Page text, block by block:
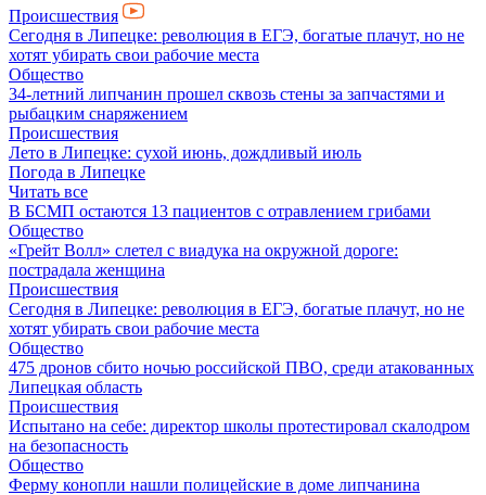
Происшествия
Сегодня в Липецке: революция в ЕГЭ, богатые плачут, но не
хотят убирать свои рабочие места
Общество
34-летний липчанин прошел сквозь стены за запчастями и
рыбацким снаряжением
Происшествия
Лето в Липецке: сухой июнь, дождливый июль
Погода в Липецке
Читать все
В БСМП остаются 13 пациентов с отравлением грибами
Общество
«Грейт Волл» слетел с виадука на окружной дороге:
пострадала женщина
Происшествия
Сегодня в Липецке: революция в ЕГЭ, богатые плачут, но не
хотят убирать свои рабочие места
Общество
475 дронов сбито ночью российской ПВО, среди атакованных
Липецкая область
Происшествия
Испытано на себе: директор школы протестировал скалодром
на безопасность
Общество
Ферму конопли нашли полицейские в доме липчанина